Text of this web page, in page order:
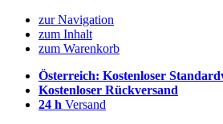
zur Navigation
zum Inhalt
zum Warenkorb
Österreich: Kostenloser
Kostenloser Rückversand
24 h Versand